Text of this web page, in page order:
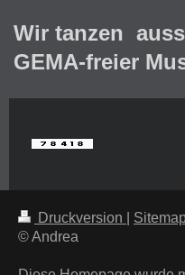
Wir tanzen
GEMA-freier
Druckversion
© Andrea